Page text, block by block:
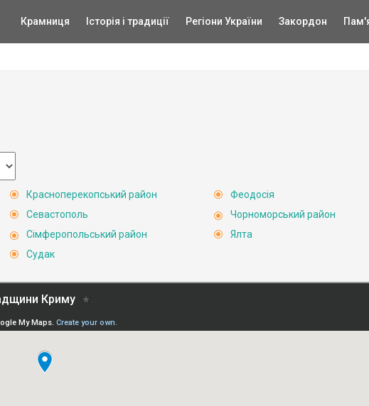
Крамниця Історія і традиції Регіони України Закордон
Красноперекопський район
Севастополь
Сімферопольський район
Судак
Феодосія
Чорноморський район
Ялта